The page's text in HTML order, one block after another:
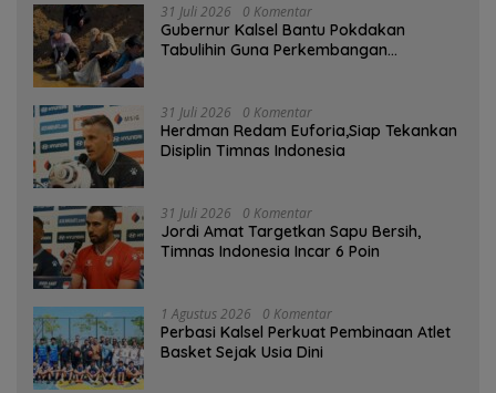
31 Juli 2026 0 Komentar
Gubernur Kalsel Bantu Pokdakan
Tabulihin Guna Perkembangan
31 Juli 2026 0 Komentar
Herdman Redam Euforia,Siap Tekankan
Disiplin Timnas Indonesia
31 Juli 2026 0 Komentar
Jordi Amat Targetkan Sapu Bersih,
Timnas Indonesia Incar 6 Poin
1 Agustus 2026 0 Komentar
Perbasi Kalsel Perkuat Pembinaan Atlet
Basket Sejak Usia Dini